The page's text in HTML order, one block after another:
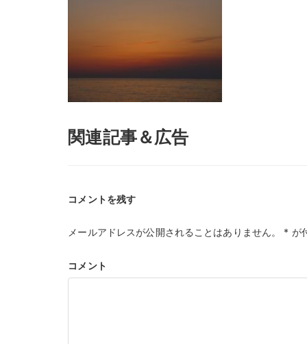
関連記事＆広告
コメントを残す
メールアドレスが公開されることはありません。 * が
コメント